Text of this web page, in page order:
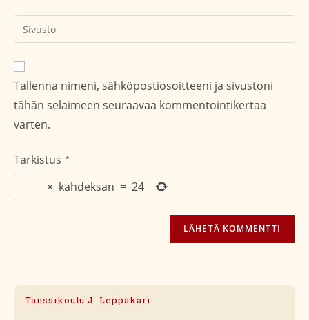
kommentoidaksesi
Kirjoita
sivustosi
verkko-
osoite/URL
(valinnainen)
Tallenna nimeni, sähköpostiosoitteeni ja sivustoni
tähän selaimeen seuraavaa kommentointikertaa
varten.
Tarkistus *
× kahdeksan = 24
Tanssikoulu J. Leppäkari